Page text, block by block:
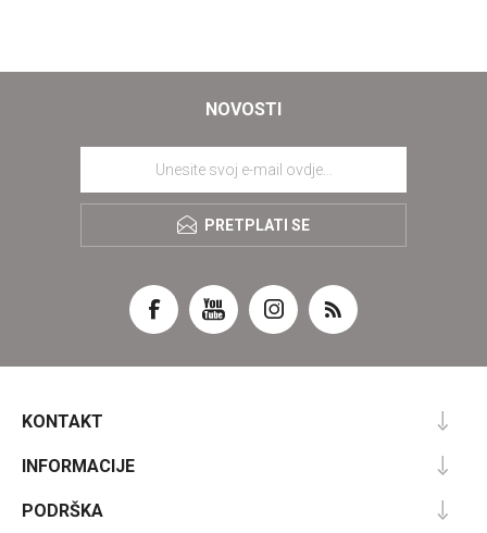
NOVOSTI
PRETPLATI SE
KONTAKT
INFORMACIJE
PODRŠKA